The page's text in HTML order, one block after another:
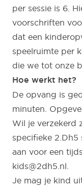
per sessie is 6.
voorschriften
dat een
speelruimte per
die we tot onze
Hoe werkt het?
De opvang is
minuten.
Wil je verzekerd
specifieke 2.Dh5
aan voor een
kids@2dh5.nl.
Je mag je kind